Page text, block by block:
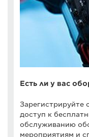
Есть ли у вас
Зарегистрируйте
доступ к
обслуживанию
мероприятиям и